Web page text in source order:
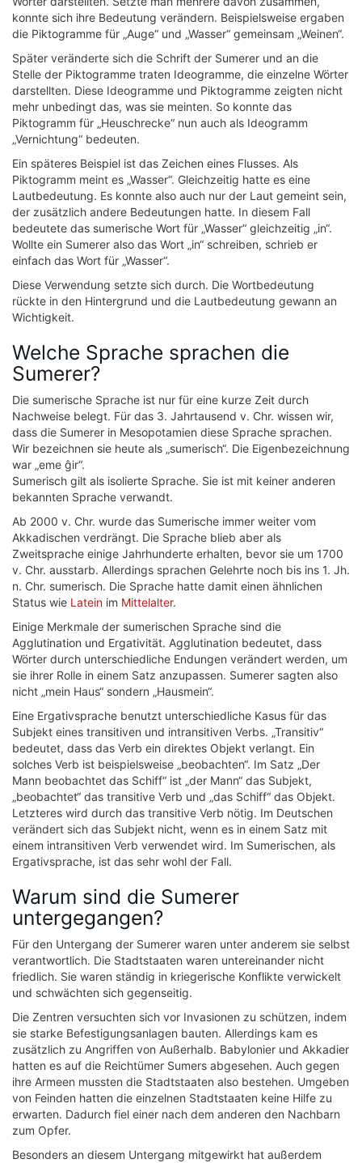
konnte sich ihre Bedeutung verändern. Beispielsweise ergaben
die Piktogramme für „Auge“ und „Wasser“ gemeinsam „Weinen“.
Später veränderte sich die Schrift der Sumerer und an die
Stelle der Piktogramme traten Ideogramme, die einzelne Wörter
darstellten. Diese Ideogramme und Piktogramme zeigten nicht
mehr unbedingt das, was sie meinten. So konnte das
Piktogramm für „Heuschrecke“ nun auch als Ideogramm
„Vernichtung“ bedeuten.
Ein späteres Beispiel ist das Zeichen eines Flusses. Als
Piktogramm meint es „Wasser“. Gleichzeitig hatte es eine
Lautbedeutung. Es konnte also auch nur der Laut gemeint sein,
der zusätzlich andere Bedeutungen hatte. In diesem Fall
bedeutete das sumerische Wort für „Wasser“ gleichzeitig „in“.
Wollte ein Sumerer also das Wort „in“ schreiben, schrieb er
einfach das Wort für „Wasser“.
Diese Verwendung setzte sich durch. Die Wortbedeutung
rückte in den Hintergrund und die Lautbedeutung gewann an
Wichtigkeit.
Welche Sprache sprachen die
Sumerer?
Die sumerische Sprache ist nur für eine kurze Zeit durch
Nachweise belegt. Für das 3. Jahrtausend v. Chr. wissen wir,
dass die Sumerer in Mesopotamien diese Sprache sprachen.
Wir bezeichnen sie heute als „sumerisch“. Die Eigenbezeichnung
war „eme ĝir“.
Sumerisch gilt als isolierte Sprache. Sie ist mit keiner anderen
bekannten Sprache verwandt.
Ab 2000 v. Chr. wurde das Sumerische immer weiter vom
Akkadischen verdrängt. Die Sprache blieb aber als
Zweitsprache einige Jahrhunderte erhalten, bevor sie um 1700
v. Chr. ausstarb. Allerdings sprachen Gelehrte noch bis ins 1. Jh.
n. Chr. sumerisch. Die Sprache hatte damit einen ähnlichen
Status wie Latein im Mittelalter.
Einige Merkmale der sumerischen Sprache sind die
Agglutination und Ergativität. Agglutination bedeutet, dass
Wörter durch unterschiedliche Endungen verändert werden, um
sie ihrer Rolle in einem Satz anzupassen. Sumerer sagten also
nicht „mein Haus“ sondern „Hausmein“.
Eine Ergativsprache benutzt unterschiedliche Kasus für das
Subjekt eines transitiven und intransitiven Verbs. „Transitiv“
bedeutet, dass das Verb ein direktes Objekt verlangt. Ein
solches Verb ist beispielsweise „beobachten“. Im Satz „Der
Mann beobachtet das Schiff“ ist „der Mann“ das Subjekt,
„beobachtet“ das transitive Verb und „das Schiff“ das Objekt.
Letzteres wird durch das transitive Verb nötig. Im Deutschen
verändert sich das Subjekt nicht, wenn es in einem Satz mit
einem intransitiven Verb verwendet wird. Im Sumerischen, als
Ergativsprache, ist das sehr wohl der Fall.
Warum sind die Sumerer
untergegangen?
Für den Untergang der Sumerer waren unter anderem sie selbst
verantwortlich. Die Stadtstaaten waren untereinander nicht
friedlich. Sie waren ständig in kriegerische Konflikte verwickelt
und schwächten sich gegenseitig.
Die Zentren versuchten sich vor Invasionen zu schützen, indem
sie starke Befestigungsanlagen bauten. Allerdings kam es
zusätzlich zu Angriffen von Außerhalb. Babylonier und Akkadier
hatten es auf die Reichtümer Sumers abgesehen. Auch gegen
ihre Armeen mussten die Stadtstaaten also bestehen. Umgeben
von Feinden hatten die einzelnen Stadtstaaten keine Hilfe zu
erwarten. Dadurch fiel einer nach dem anderen den Nachbarn
zum Opfer.
Besonders an diesem Untergang mitgewirkt hat außerdem